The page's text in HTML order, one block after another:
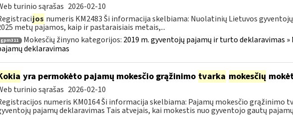
turinio sąrašas 2026-02-10
jos numeris KM2483 Ši informacija skelbiama: Nuolatinių Lietuvos
metų pajamos, kaip ir pastaraisiais metais,...
gpm311 Mokesčių žinyno kategorijos: 2019 m. gyventojų pajamų ir turto deklaravimas
deklaravimas
yra permokėto pajamų mokesčio grąžinimo tvarka mokesčių
turinio sąrašas 2026-02-10
numeris KM0164 Ši informacija skelbiama: Pajamų mokesčio grąžinimo
pajamų deklaravimas Tais atvejais, kai mokestis nuo gyventojo gautų